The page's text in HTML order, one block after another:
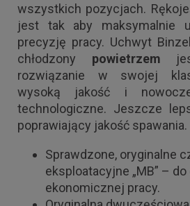
wszystkich pozycjach.
jest tak aby maksymalnie
precyzję pracy. Uchwyt Binzel
chłodzony powietrzem
rozwiązanie w swojej
wysoką jakość i
technologiczne. Jeszcze
poprawiający jakość spawania.
Sprawdzone, oryginalne
eksploatacyjne „MB” – do
ekonomicznej pracy.